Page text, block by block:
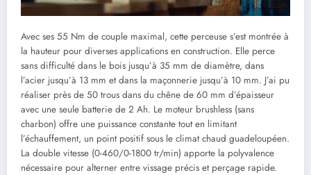
Avec ses 55 Nm de couple maximal, cette perceuse s’est montrée à
la hauteur pour diverses applications en construction. Elle perce
sans difficulté dans le bois jusqu’à 35 mm de diamètre, dans
l’acier jusqu’à 13 mm et dans la maçonnerie jusqu’à 10 mm. J’ai pu
réaliser près de 50 trous dans du chêne de 60 mm d’épaisseur
avec une seule batterie de 2 Ah. Le moteur brushless (sans
charbon) offre une puissance constante tout en limitant
l’échauffement, un point positif sous le climat chaud guadeloupéen.
La double vitesse (0-460/0-1800 tr/min) apporte la polyvalence
nécessaire pour alterner entre vissage précis et perçage rapide.